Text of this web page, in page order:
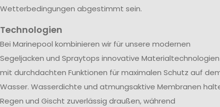
Wetterbedingungen abgestimmt sein.
Technologien
Bei Marinepool kombinieren wir für unsere modernen
Segeljacken und Spraytops innovative Materialtechnologien
mit durchdachten Funktionen für maximalen Schutz auf
Wasser. Wasserdichte und atmungsaktive Membranen
Regen und Gischt zuverlässig draußen, während